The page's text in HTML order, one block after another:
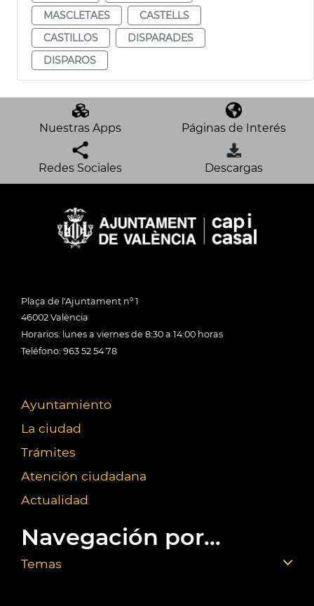
MASCLETAES
CASTELLS
CASTILLOS
DISPARADES
DISPAROS
Nuestras Apps Páginas de Interés
Redes Sociales Descargas
Plaça de l'Ajuntament nº 1
46002 València
Horarios: lunes a viernes de 8:30 a 14:00 horas
Teléfono: 963 52 54 78
Ayuntamiento
La ciudad
Trámites
Atención ciudadana
Actualidad
Navegación por...
Temas